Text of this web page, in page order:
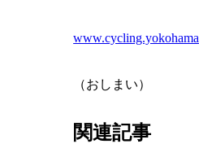
www.cycling.yokohama
（おしまい）
関連記事